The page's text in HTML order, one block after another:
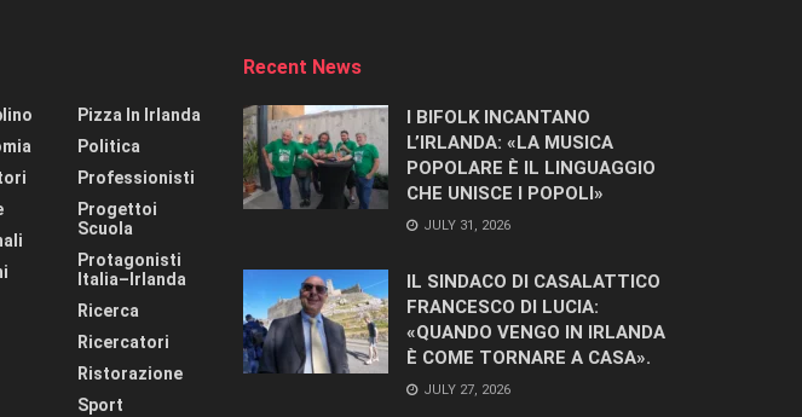
Pizza In Irlanda
Politica
Professionisti
Progettoi
Scuola
Protagonisti
Italia–Irlanda
Ricerca
Ricercatori
Ristorazione
Sport
Recent News
I BIFOLK INCANTANO
L’IRLANDA: «LA MUSICA
POPOLARE È IL LINGUAGGIO
CHE UNISCE I POPOLI»
JULY 31, 2026
IL SINDACO DI CASALATTICO
FRANCESCO DI LUCIA:
«QUANDO VENGO IN IRLANDA
È COME TORNARE A CASA».
JULY 27, 2026